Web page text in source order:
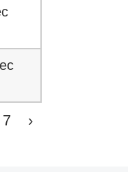
7 ›